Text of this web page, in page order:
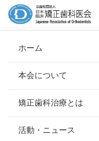
ホーム
本会について
会長挨拶
基本理念
矯正歯科治療とは
安心して治療を受け
活動・ニュース
「上顎前歯が突出
(※)」に対する本会
本会の矯正歯科治療に関する
先般「上の前歯が出て